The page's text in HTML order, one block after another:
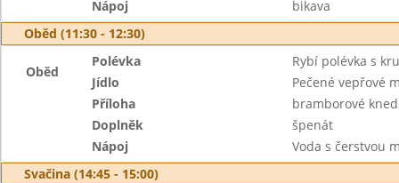
Nápoj
bikava
Oběd (11:30 - 12:30)
Oběd
Polévka
Rybí polévka s
Jídlo
Pečené vepřové
Příloha
bramborové
Doplněk
špenát
Nápoj
Voda s čerstvou
Svačina (14:45 - 15:00)